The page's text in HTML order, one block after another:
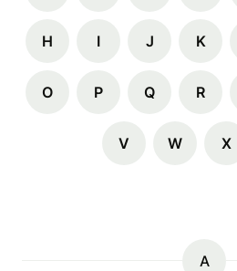
H I J K
O P Q R
V W X
A